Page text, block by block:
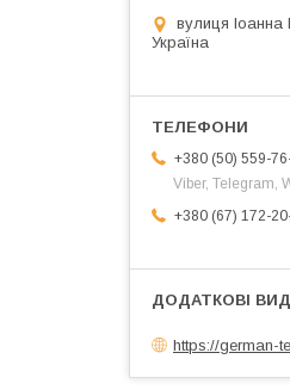
вулиця Іоанна
Україна
+380 (50) 559-
Viber, Telegram,
+380 (67) 172-
https://german-